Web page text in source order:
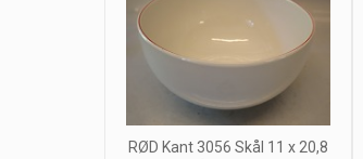
RØD Kant 3056 Skål 11 x 20,8